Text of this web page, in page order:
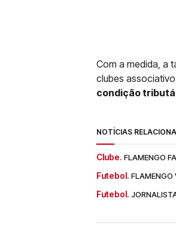
Com a medida, a
clubes
condição
NOTÍCIAS
Clube. FLAMENGO
Futebol. FLAMENGO
Futebol.